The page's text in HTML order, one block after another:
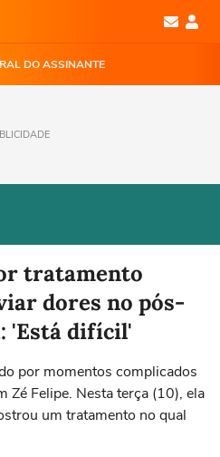
DO ASSINANTE
tratamento
dores no pós-
'Está difícil'
por momentos complicados
Zé Felipe. Nesta terça (10), ela
um tratamento no qual